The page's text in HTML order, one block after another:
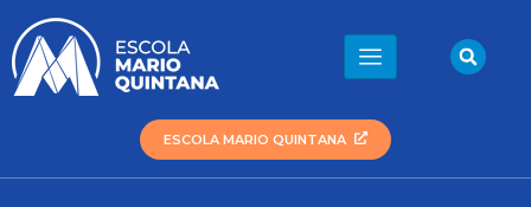
para
conteúdo
ESCOLA MARIO QUINTANA